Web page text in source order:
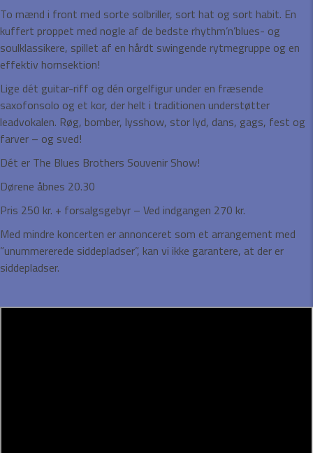
To mænd i front med sorte solbriller, sort hat og sort habit. En
kuffert proppet med nogle af de bedste rhythm’n’blues- og
soulklassikere, spillet af en hårdt swingende rytmegruppe og en
effektiv hornsektion!
Lige dét guitar-riff og dén orgelfigur under en fræsende
saxofonsolo og et kor, der helt i traditionen understøtter
leadvokalen. Røg, bomber, lysshow, stor lyd, dans, gags, fest og
farver – og sved!
Dét er The Blues Brothers Souvenir Show!
Dørene åbnes 20.30
Pris 250 kr. + forsalgsgebyr – Ved indgangen 270 kr.
Med mindre koncerten er annonceret som et arrangement med
”unummererede siddepladser”, kan vi ikke garantere, at der er
siddepladser.